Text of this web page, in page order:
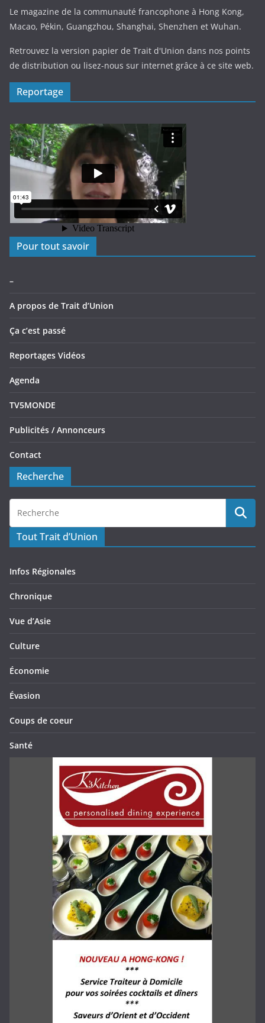
Le magazine de la communauté francophone à Hong Kong,
Macao, Pékin, Guangzhou, Shanghai, Shenzhen et Wuhan.
Retrouvez la version papier de Trait d'Union dans nos points
de distribution ou lisez-nous sur internet grâce à ce site web.
Reportage
Pour tout savoir
–
A propos de Trait d’Union
Ça c’est passé
Reportages Vidéos
Agenda
TV5MONDE
Publicités / Annonceurs
Contact
Recherche
Tout Trait d’Union
Infos Régionales
Chronique
Vue d’Asie
Culture
Économie
Évasion
Coups de coeur
Santé